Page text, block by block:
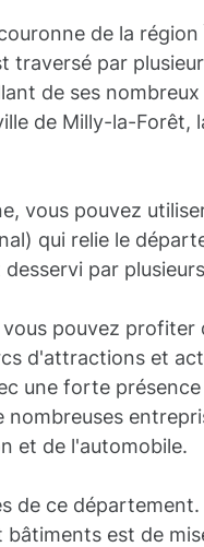
de la
traversé par
de ses
de Milly-la-Forêt,
vous pouvez
qui relie le
par
pouvez
d'attractions et
une forte
et de l'automobile.
de ce
bâtiments est de